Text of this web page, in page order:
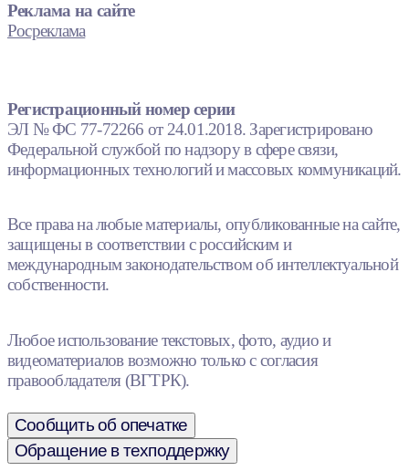
Реклама на сайте
Росреклама
Регистрационный номер серии
ЭЛ № ФС 77-72266 от 24.01.2018. Зарегистрировано
Федеральной службой по надзору в сфере связи,
информационных технологий и массовых коммуникаций.
Все права на любые материалы, опубликованные на сайте,
защищены в соответствии с российским и
международным законодательством об интеллектуальной
собственности.
Любое использование текстовых, фото, аудио и
видеоматериалов возможно только с согласия
правообладателя (ВГТРК).
Сообщить об опечатке
Обращение в техподдержку